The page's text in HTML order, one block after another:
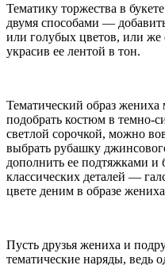
Тематику торжества в
двумя способами —
или голубых цветов, или же
украсив ее лентой в тон.
Тематический образ
подобрать костюм в темно-
светлой сорочкой, можно
выбрать рубашку
дополнить ее подтяжками и
классических деталей —
цвете деним в образе
Пусть друзья жениха и
тематические наряды, ведь